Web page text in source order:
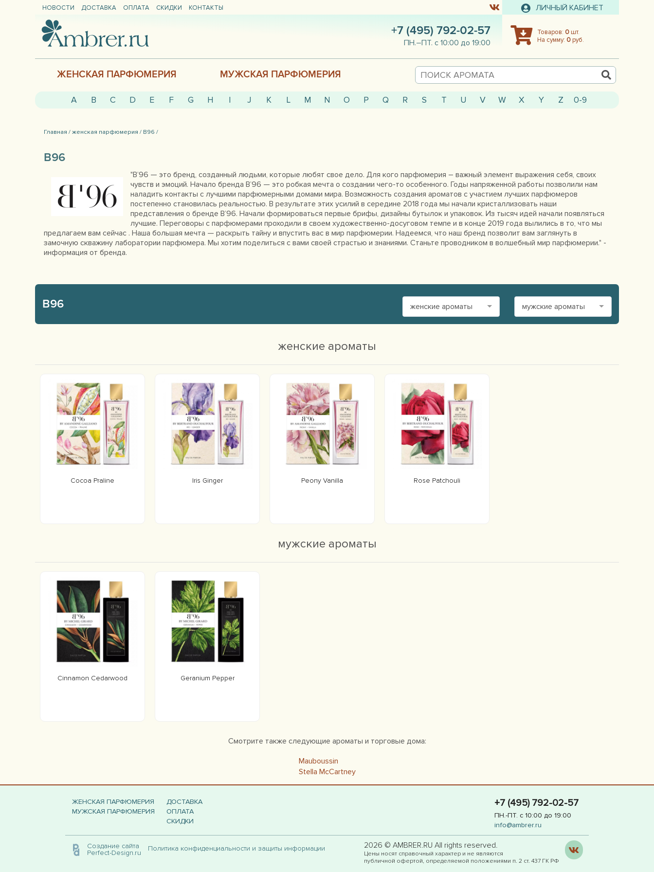
НОВОСТИ ДОСТАВКА ОПЛАТА СКИДКИ КОНТАКТЫ ЛИЧНЫЙ КАБИНЕТ
Товаров: 0шт.
На сумму: 0руб.
+7 (495) 792-02-57
ПН.–ПТ. с 10:00 до 19:00
ЖЕНСКАЯ ПАРФЮМЕРИЯ МУЖСКАЯ ПАРФЮМЕРИЯ
A B C D E F G H I J K L M N O P Q R S T U V W X Y Z 0-9
Главная /женская парфюмерия / B96 /
B96
"B’96 — это бренд, созданный людьми, которые любят свое дело. Для кого парфюмерия – важный элемент выражения себя, своих
чувств и эмоций. Начало бренда B’96 — это робкая мечта о создании чего-то особенного. Годы напряженной работы позволили нам
наладить контакты с лучшими парфюмерными домами мира. Возможность создания ароматов с участием лучших парфюмеров
постепенно становилась реальностью. В результате этих усилий в середине 2018 года мы начали кристаллизовать наши
представления о бренде B’96. Начали формироваться первые брифы, дизайны бутылок и упаковок. Из тысяч идей начали появляться
лучшие. Переговоры с парфюмерами проходили в своем художественно-досуговом темпе и в конце 2019 года вылились в то, что мы
предлагаем вам сейчас . Наша большая мечта — раскрыть тайну и впустить вас в мир парфюмерии. Надеемся, что наш бренд позволит вам заглянуть в
замочную скважину лаборатории парфюмера. Мы хотим поделиться с вами своей страстью и знаниями. Станьте проводником в волшебный мир парфюмерии." -
информация от бренда.
B96 мужские ароматы
женские ароматы
женские ароматы
Cocoa Praline Iris Ginger Peony Vanilla Rose Patchouli
мужские ароматы
Cinnamon Cedarwood Geranium Pepper
Смотрите также следующие ароматы и торговые дома:
Mauboussin
Stella McCartney
ЖЕНСКАЯ ПАРФЮМЕРИЯ
МУЖСКАЯ ПАРФЮМЕРИЯ
ДОСТАВКА
ОПЛАТА
СКИДКИ
+7 (495) 792-02-57
ПН.-ПТ. с 10:00 до 19:00
info@ambrer.ru
2026 © AMBRER.RU All rights reserved.
Цены носят справочный характер и не являются
публичной офертой, определяемой положениями п. 2 ст. 437 ГК РФ
Создание сайта
Perfect-Design.ru
Политика конфиденциальности и защиты информации